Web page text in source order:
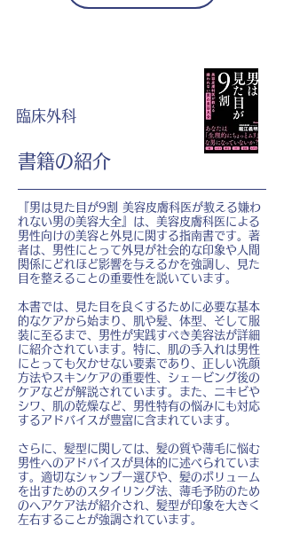
臨床外科
書籍の紹介
『男は見た目が9割 美容皮膚科医が教える嫌わ
れない男の美容大全』は、美容皮膚科医による
男性向けの美容と外見に関する指南書です。著
者は、男性にとって外見が社会的な印象や人間
関係にどれほど影響を与えるかを強調し、見た
目を整えることの重要性を説いています。
本書では、見た目を良くするために必要な基本
的なケアから始まり、肌や髪、体型、そして服
装に至るまで、男性が実践すべき美容法が詳細
に紹介されています。特に、肌の手入れは男性
にとっても欠かせない要素であり、正しい洗顔
方法やスキンケアの重要性、シェービング後の
ケアなどが解説されています。また、ニキビや
シワ、肌の乾燥など、男性特有の悩みにも対応
するアドバイスが豊富に含まれています。
さらに、髪型に関しては、髪の質や薄毛に悩む
男性へのアドバイスが具体的に述べられていま
す。適切なシャンプー選びや、髪のボリューム
を出すためのスタイリング法、薄毛予防のため
のヘアケア法が紹介され、髪型が印象を大きく
左右することが強調されています。